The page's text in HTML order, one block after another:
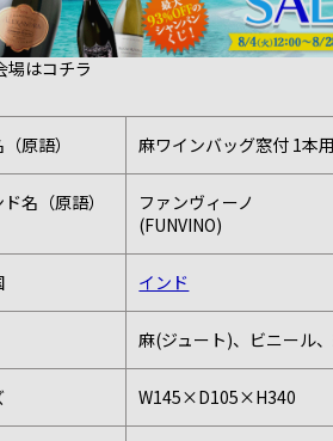
はコチラ
原語） 麻ワインバッグ窓付 1本
名（原語）
ファンヴィーノ
(FUNVINO)
インド
麻(ジュート)、ビニール
W145×D105×H340